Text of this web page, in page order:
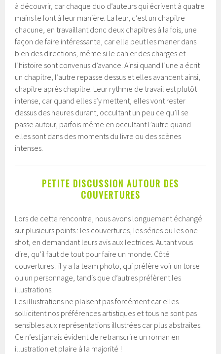
à découvrir, car chaque duo d’auteurs qui écrivent à quatre
mains le font à leur manière. La leur, c’est un chapitre
chacune, en travaillant donc deux chapitres à la fois, une
façon de faire intéressante, car elle peut les mener dans
bien des directions, même si le cahier des charges et
l’histoire sont convenus d’avance. Ainsi quand l’une a écrit
un chapitre, l’autre repasse dessus et elles avancent ainsi,
chapitre après chapitre. Leur rythme de travail est plutôt
intense, car quand elles s’y mettent, elles vont rester
dessus des heures durant, occultant un peu ce qu’il se
passe autour, parfois même en occultant l’autre quand
elles sont dans des moments du livre ou des scènes
intenses.
PETITE DISCUSSION AUTOUR DES
COUVERTURES
Lors de cette rencontre, nous avons longuement échangé
sur plusieurs points : les couvertures, les séries ou les one-
shot, en demandant leurs avis aux lectrices. Autant vous
dire, qu’il faut de tout pour faire un monde. Côté
couvertures : il y a la team photo, qui préfère voir un torse
ou un personnage, tandis que d’autres préfèrent les
illustrations.
Les illustrations ne plaisent pas forcément car elles
sollicitent nos préférences artistiques et tous ne sont pas
sensibles aux représentations illustrées car plus abstraites.
Ce n’est jamais évident de retranscrire un roman en
illustration et plaire à la majorité !